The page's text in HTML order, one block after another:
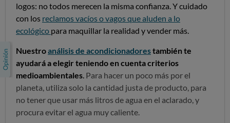
logos: no todos merecen la misma confianza. Y cuidado
con los reclamos vacíos o vagos que aluden a lo
ecológico para maquillar la realidad y vender más.
Nuestroanálisis de acondicionadorestambién te
ayudará a elegir teniendo en cuenta criterios
medioambientales Para hacer un poco más por el
planeta, utiliza solo la cantidad justa de producto, para
no tener que usar más litros de agua en el aclarado, y
procura evitar el agua muy caliente.